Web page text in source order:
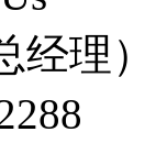
经理）